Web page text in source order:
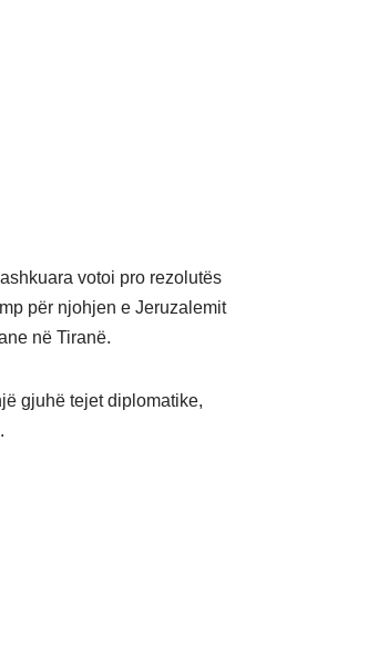
votoi pro rezolutës
për njohjen e Jeruzalemit
në Tiranë.
gjuhë tejet diplomatike,